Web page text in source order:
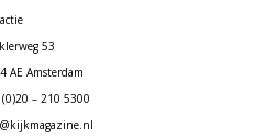
53
AE Amsterdam
(0)20 – 210 5300